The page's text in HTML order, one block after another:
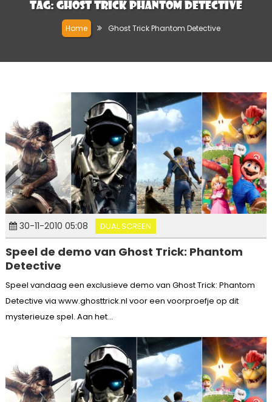
Tag: Ghost Trick Phantom Detective
Home Ghost Trick Phantom Detective
30-11-2010 05:08 DUAL SCREEN
Speel de demo van Ghost Trick: Phantom
Detective
Speel vandaag een exclusieve demo van Ghost Trick: Phantom
Detective via www.ghosttrick.nl voor een voorproefje op dit
mysterieuze spel. Aan het...